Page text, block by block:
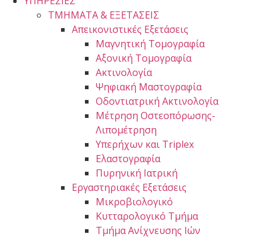
ΤΜΗΜΑΤΑ & ΕΞΕΤΑΣΕΙΣ
Απεικονιστικές Εξετάσεις
Μαγνητική Τομογραφία
Αξονική Τομογραφία
Ακτινολογία
Ψηφιακή Μαστογραφία
Οδοντιατρική Ακτινολογία
Μέτρηση Οστεοπόρωσης-
Λιπομέτρηση
Υπερήχων και Triplex
Ελαστογραφία
Πυρηνική Ιατρική
Εργαστηριακές Εξετάσεις
Μικροβιολογικό
Κυτταρολογικό Τμήμα
Τμήμα Ανίχνευσης Ιών